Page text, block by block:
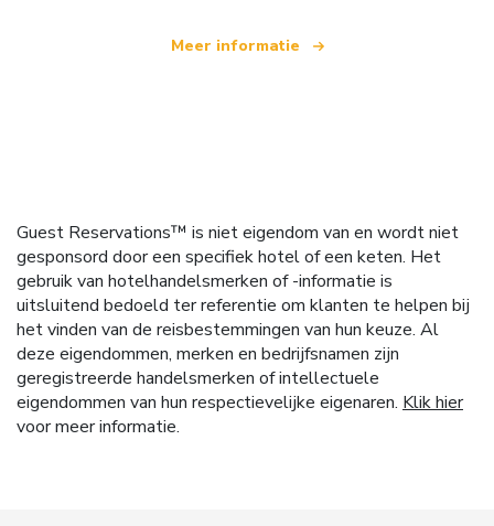
Meer informatie
Guest Reservations™ is niet eigendom van en wordt niet
gesponsord door een specifiek hotel of een keten. Het
gebruik van hotelhandelsmerken of -informatie is
uitsluitend bedoeld ter referentie om klanten te helpen bij
het vinden van de reisbestemmingen van hun keuze. Al
deze eigendommen, merken en bedrijfsnamen zijn
geregistreerde handelsmerken of intellectuele
eigendommen van hun respectievelijke eigenaren. Klik hier
voor meer informatie.